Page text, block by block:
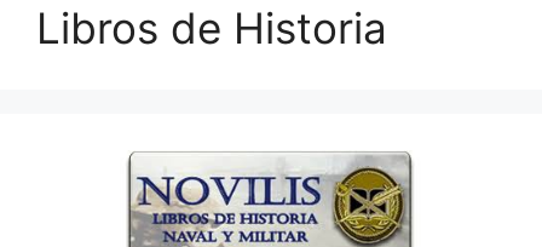
Libros de Historia